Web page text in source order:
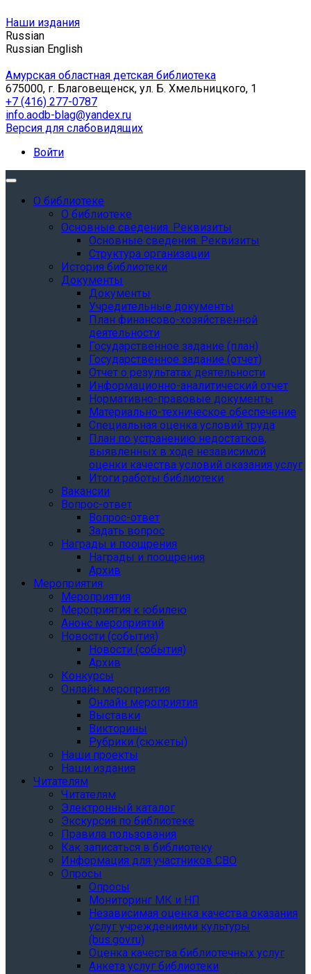
Наши издания
Russian
Russian English
Амурская областная детская библиотека
675000, г. Благовещенск, ул. Б. Хмельницкого, 1
+7 (416) 277-0787
info.aodb-blag@yandex.ru
Версия для слабовидящих
Войти
О библиотеке
О библиотеке
Основные сведения. Реквизиты
Основные сведения. Реквизиты
Структура организации
История библиотеки
Документы
Документы
Учредительные документы
План финансово-хозяйственной
деятельности
Государственное задание (план)
Государственное задание (отчет)
Отчет о результатах деятельности
Информационно-аналитический отчет
Нормативно-правовые документы
Материально-техническое обеспечение
Специальная оценка условий труда
План по устранению недостатков,
выявленных в ходе независимой
оценки качества условий оказания услуг
Итоги работы библиотеки
Вакансии
Вопрос-ответ
Вопрос-ответ
Задать вопрос
Награды и поощрения
Награды и поощрения
Архив
Мероприятия
Мероприятия
Мероприятия к юбилею
Анонс мероприятий
Новости (события)
Новости (события)
Архив
Конкурсы
Онлайн мероприятия
Онлайн мероприятия
Выставки
Викторины
Рубрики (сюжеты)
Наши проекты
Наши издания
Читателям
Читателям
Электронный каталог
Экскурсия по библиотеке
Правила пользования
Как записаться в библиотеку
Информация для участников СВО
Опросы
Опросы
Мониторинг МК и НП
Независимая оценка качества оказания
услуг учреждениями культуры
(bus.gov.ru)
Оценка качества библиотечных услуг
Анкета услуг библиотеки